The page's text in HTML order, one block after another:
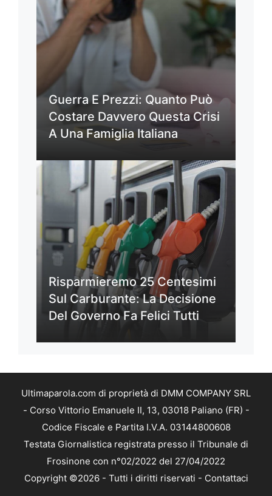
Guerra E Prezzi: Quanto Può
Costare Davvero Questa Crisi
A Una Famiglia Italiana
Risparmieremo 25 Centesimi
Sul Carburante: La Decisione
Del Governo Fa Felici Tutti
Ultimaparola.com di proprietà di DMM COMPANY SRL
- Corso Vittorio Emanuele II, 13, 03018 Paliano (FR) -
Codice Fiscale e Partita I.V.A. 03144800608
Testata Giornalistica registrata presso il Tribunale di
Frosinone con n°02/2022 del 27/04/2022
Copyright ©2026 - Tutti i diritti riservati - Contattaci